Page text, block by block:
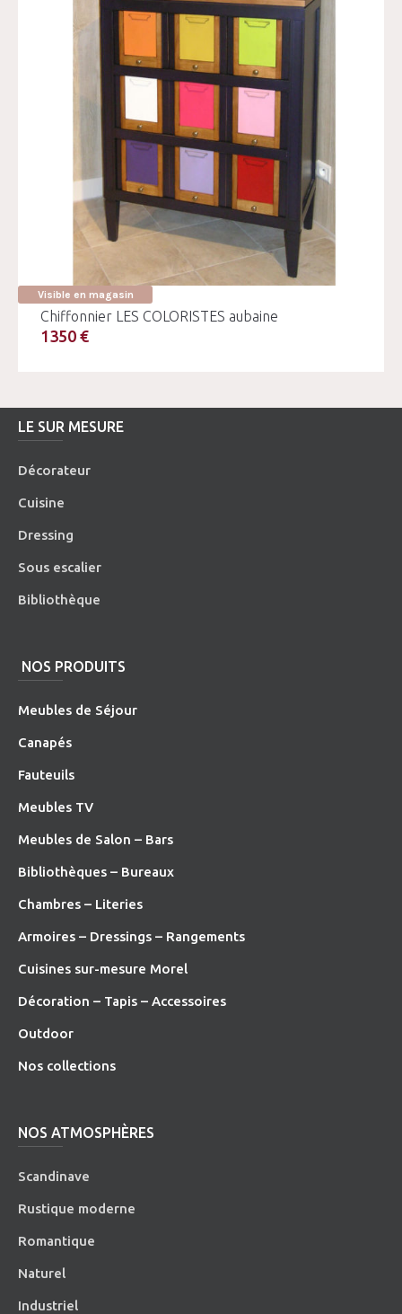
Visible en magasin
Chiffonnier LES COLORISTES aubaine
1350 €
LE SUR MESURE
Décorateur
Cuisine
Dressing
Sous escalier
Bibliothèque
NOS PRODUITS
Meubles de Séjour
Canapés
Fauteuils
Meubles TV
Meubles de Salon – Bars
Bibliothèques – Bureaux
Chambres – Literies
Armoires – Dressings – Rangements
Cuisines sur-mesure Morel
Décoration – Tapis – Accessoires
Outdoor
Nos collections
NOS ATMOSPHÈRES
Scandinave
Rustique moderne
Romantique
Naturel
Industriel